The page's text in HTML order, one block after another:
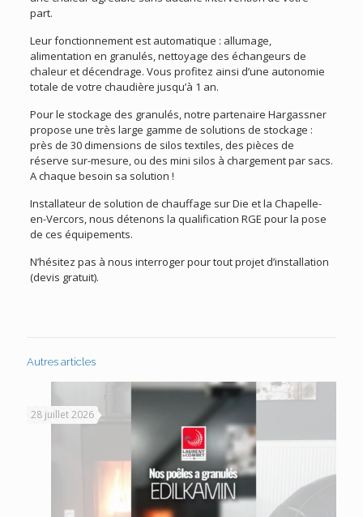
part.
Leur fonctionnement est automatique : allumage,
alimentation en granulés, nettoyage des échangeurs de
chaleur et décendrage. Vous profitez ainsi d’une autonomie
totale de votre chaudière jusqu’à 1 an.
Pour le stockage des granulés, notre partenaire Hargassner
propose une très large gamme de solutions de stockage :
près de 30 dimensions de silos textiles, des pièces de
réserve sur-mesure, ou des mini silos à chargement par sacs.
A chaque besoin sa solution !
Installateur de solution de chauffage sur Die et la Chapelle-
en-Vercors, nous détenons la qualification RGE pour la pose
de ces équipements.
N’hésitez pas à nous interroger pour tout projet d’installation
(devis gratuit).
Autres articles
28 juillet 2026